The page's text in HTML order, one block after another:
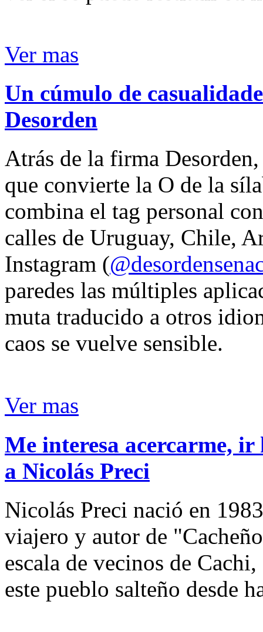
Ver mas
Un cúmulo de
Desorden
Atrás de la firma
que convierte la O de la
combina el tag personal
calles de Uruguay, Chile,
Instagram (
paredes las múltiples
muta traducido a otros
caos se vuelve sensible.
Ver mas
Me interesa acercarme,
a Nicolás Preci
Nicolás Preci nació en
viajero y autor de
escala de vecinos de
este pueblo salteño desde